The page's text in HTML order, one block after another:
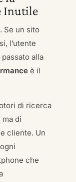
Inutile
Se un sito
l’utente
alla
è il
di ricerca
di
cliente. Un
che